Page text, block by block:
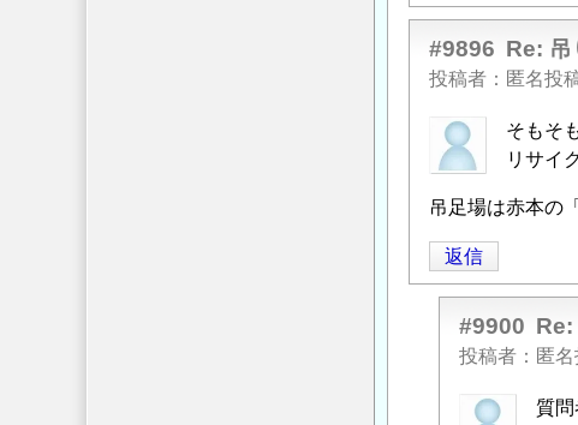
#9896 Re: 吊
投稿者 匿名投
そもそ
リサイ
吊足場は赤本の
返信
#9900 Re:
投稿者 匿
匿
質問